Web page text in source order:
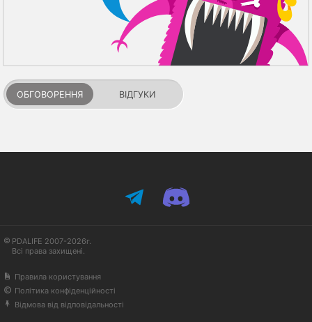
ОБГОВОРЕННЯ ВІДГУКИ
PDALIFE 2007-2026г.
Всі права захищені.
Правила користування
Політика конфіденційності
Відмова від відповідальності